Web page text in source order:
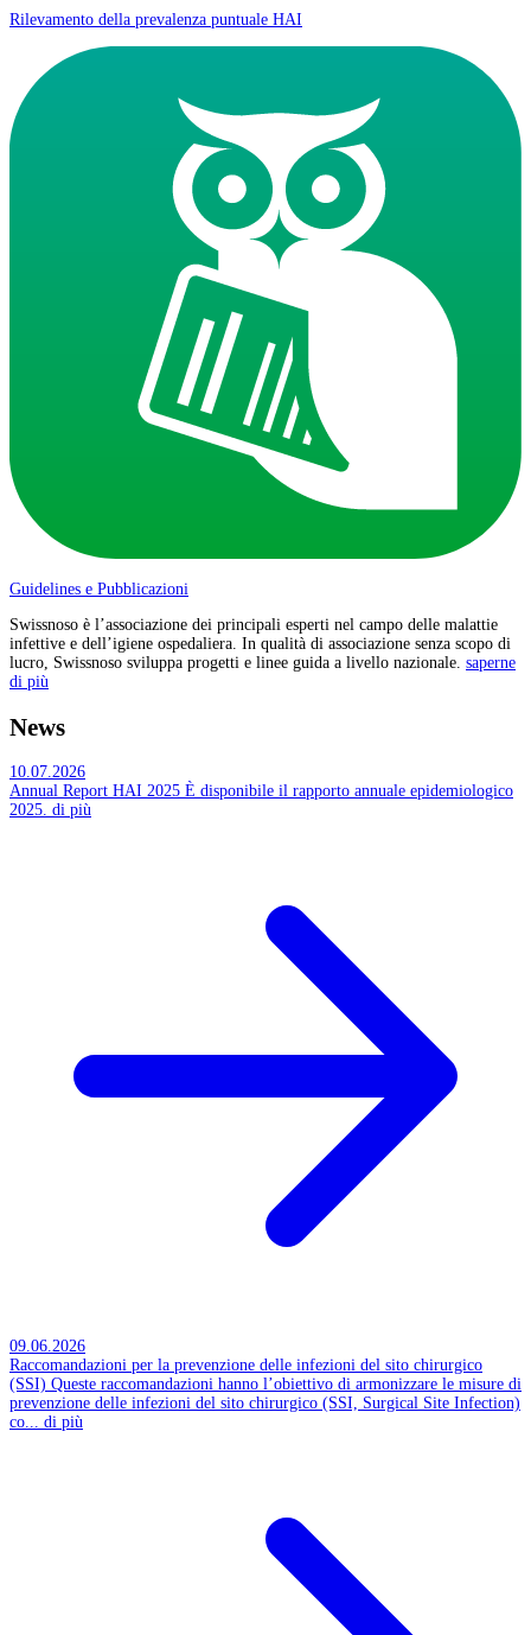
Rilevamento della prevalenza puntuale HAI
Guidelines e Pubblicazioni
Swissnoso è l’associazione dei principali esperti nel campo delle malattie
infettive e dell’igiene ospedaliera. In qualità di associazione senza scopo di
lucro, Swissnoso sviluppa progetti e linee guida a livello nazionale. saperne
di più
News
10.07.2026
Annual Report HAI 2025 È disponibile il rapporto annuale epidemiologico
2025. di più
09.06.2026
Raccomandazioni per la prevenzione delle infezioni del sito chirurgico
(SSI) Queste raccomandazioni hanno l’obiettivo di armonizzare le misure di
prevenzione delle infezioni del sito chirurgico (SSI, Surgical Site Infection)
co... di più